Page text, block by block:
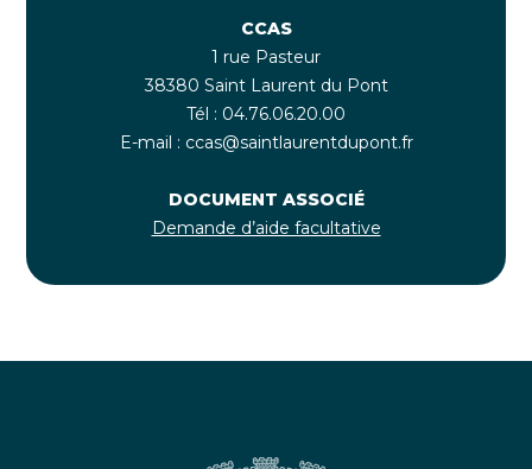
CCAS
1 rue Pasteur
38380 Saint Laurent du Pont
Tél : 04.76.06.20.00
E-mail : ccas@saintlaurentdupont.fr
DOCUMENT ASSOCIÉ
Demande d’aide facultative